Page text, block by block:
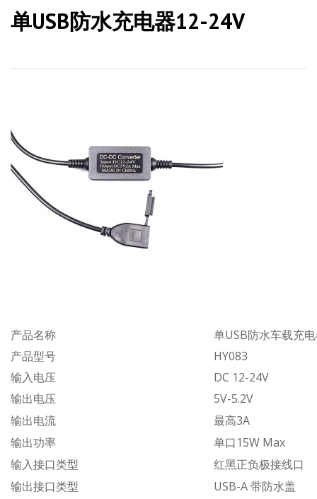
单USB防水充电器12-24V
产品名称
单USB防水车载充
产品型号
HY083
输入电压
DC 12-24V
输出电压
5V-5.2V
输出电流
最高3A
输出功率
单口15W Max
输入接口类型
红黑正负极接线口
输出接口类型
USB-A 带防水盖